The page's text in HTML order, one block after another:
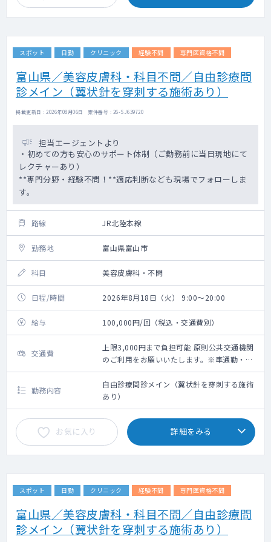
スポット 日勤 クリニック 経験不問 専門医資格不問
富山県／美容皮膚科・科目不問／自由診療問
診メイン（翼状針を穿刺する施術あり）
掲載更新日 : 2026年08月06日 案件番号 : 26-SJ639720
担当エージェントより
・初めての方も安心のサポート体制（ご勤務前に当日現地にて
レクチャーあり）
**専門分野・経験不問！**適応判断なども現場でフォローしま
す。
路線 JR北陸本線
勤務地 富山県富山市
科目 美容皮膚科・不問
日程/時間 2026年8月18日（火） 9:00～20:00
給与 100,000円/回（税込・交通費別）
交通費
上限3,000円まで負担可能 原則公共交通機関
のご利用をお願いいたします。※車通勤・タ
クシー利用要相談
勤務内容
自由診療問診メイン（翼状針を穿刺する施術
あり）
お気に入り 詳細をみる
スポット 日勤 クリニック 経験不問 専門医資格不問
富山県／美容皮膚科・科目不問／自由診療問
診メイン（翼状針を穿刺する施術あり）